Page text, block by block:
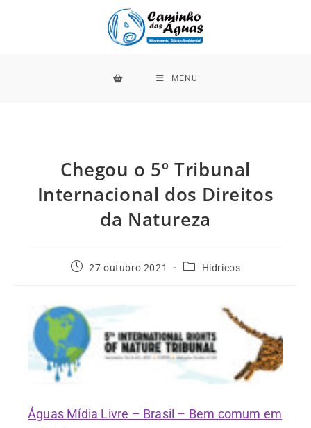
MENU
Chegou o 5º Tribunal
Internacional dos Direitos
da Natureza
27 outubro 2021 Hídricos
Águas Mídia Livre – Brasil – Bem comum em